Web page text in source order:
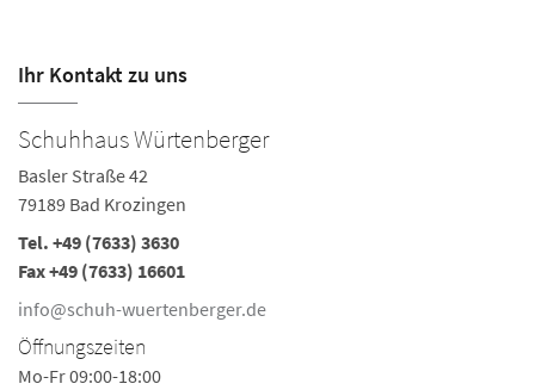
Ihr Kontakt zu uns
Schuhhaus Würtenberger
Basler Straße 42
79189 Bad Krozingen
Tel. +49 (7633) 3630
Fax +49 (7633) 16601
info@schuh-wuertenberger.de
Öffnungszeiten
Mo-Fr 09:00-18:00